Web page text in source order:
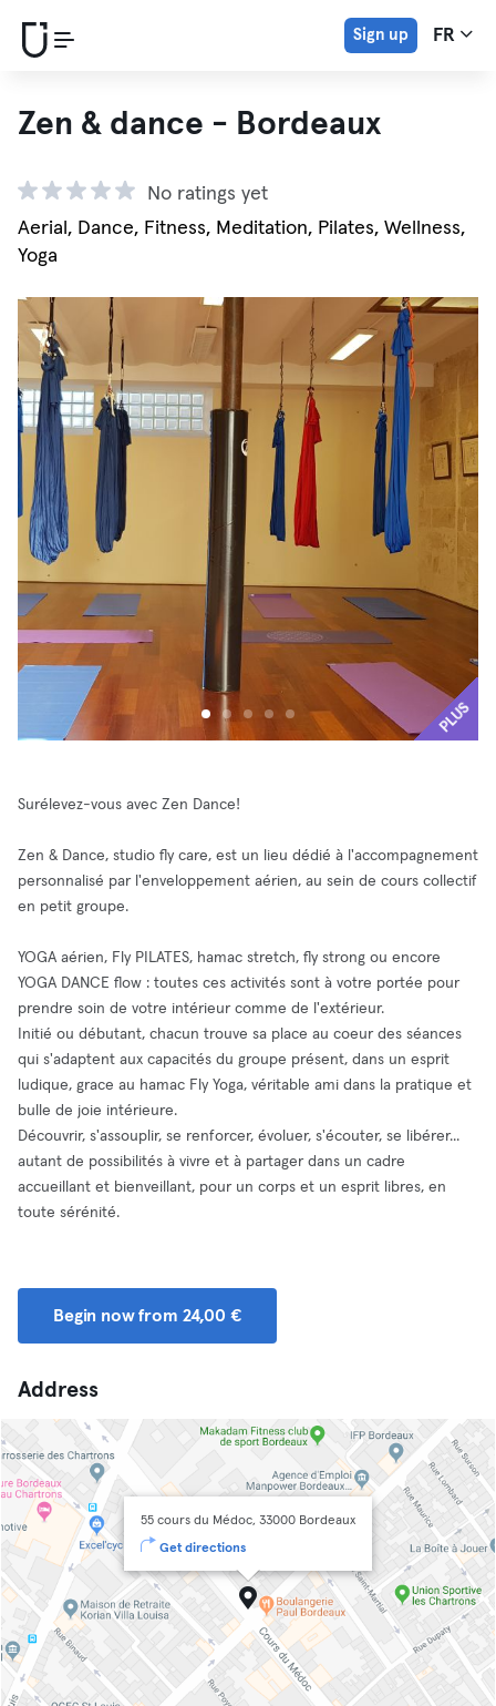
Sign up FR
Zen & dance - Bordeaux
No ratings yet
Aerial, Dance, Fitness, Meditation, Pilates, Wellness,
Yoga
PLUS
Surélevez-vous avec Zen Dance!
Zen & Dance, studio fly care, est un lieu dédié à l'accompagnement
personnalisé par l'enveloppement aérien, au sein de cours collectif
en petit groupe.
YOGA aérien, Fly PILATES, hamac stretch, fly strong ou encore
YOGA DANCE flow : toutes ces activités sont à votre portée pour
prendre soin de votre intérieur comme de l'extérieur.
Initié ou débutant, chacun trouve sa place au coeur des séances
qui s'adaptent aux capacités du groupe présent, dans un esprit
ludique, grace au hamac Fly Yoga, véritable ami dans la pratique et
bulle de joie intérieure.
Découvrir, s'assouplir, se renforcer, évoluer, s'écouter, se libérer...
autant de possibilités à vivre et à partager dans un cadre
accueillant et bienveillant, pour un corps et un esprit libres, en
toute sérénité.
Begin now from 24,00 €
Address
55 cours du Médoc, 33000 Bordeaux
Get directions